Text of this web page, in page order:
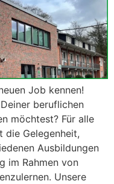
Job kennen!
beruflichen
möchtest? Für alle
die Gelegenheit,
Ausbildungen
im Rahmen von
Unsere